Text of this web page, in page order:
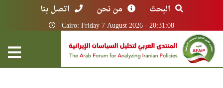
البحث من نحن اتصل بنا
Cairo: Friday 7 August 2026 - 20:31:08